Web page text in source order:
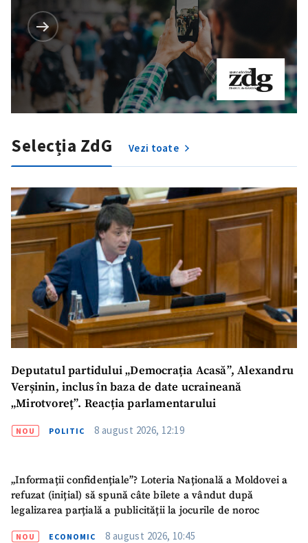
Selecția ZdG Vezi toate
Deputatul partidului „Democrația Acasă”, Alexandru
Verșinin, inclus în baza de date ucraineană
„Mirotvoreț”. Reacția parlamentarului
NOU POLITIC 8 august 2026, 12:19
„Informații confidențiale”? Loteria Națională a Moldovei a
refuzat (inițial) să spună câte bilete a vândut după
legalizarea parțială a publicității la jocurile de noroc
NOU ECONOMIC 8 august 2026, 10:45
ȘTIREA MEA
Titlu știre
+ Adaugă titlu
Mesajul știrei
+ Mesajul știrei
CONTACT SURSĂ
Sursă anonimă
Nume+ Numele meu
Email+ Emailul meu
Telefon
+ Telefon personal
Am citit și sunt de
TRIMITE ȘTIREA